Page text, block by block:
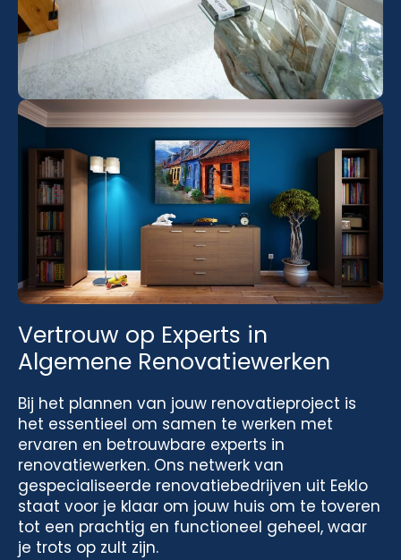
Vertrouw op Experts in
Algemene Renovatiewerken
Bij het plannen van jouw renovatieproject is
het essentieel om samen te werken met
ervaren en betrouwbare experts in
renovatiewerken. Ons netwerk van
gespecialiseerde renovatiebedrijven uit Eeklo
staat voor je klaar om jouw huis om te toveren
tot een prachtig en functioneel geheel, waar
je trots op zult zijn.